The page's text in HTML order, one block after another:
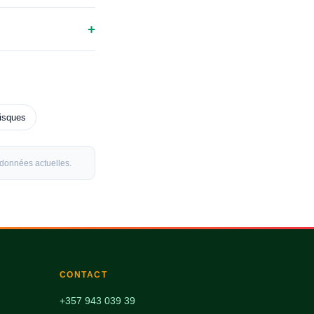
+
actuelles.
CONTACT
+357 943 039 39